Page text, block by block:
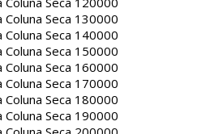
Seca 130000
Seca 140000
Seca 150000
Seca 160000
Seca 170000
Seca 180000
Seca 190000